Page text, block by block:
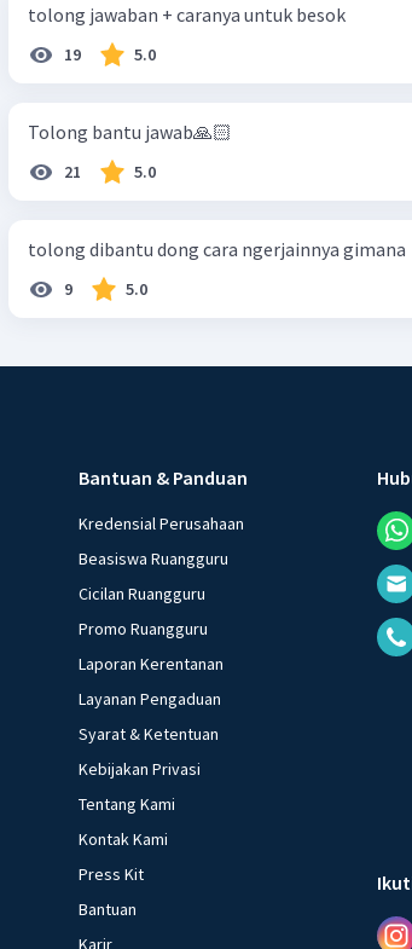
tolong jawaban + caranya untuk besok
19 5.0
Tolong bantu jawab🙏🏻
21 5.0
tolong dibantu dong cara ngerjainnya gimana
9 5.0
Bantuan & Panduan
Kredensial Perusahaan
Beasiswa Ruangguru
Cicilan Ruangguru
Promo Ruangguru
Laporan Kerentanan
Layanan Pengaduan
Syarat & Ketentuan
Kebijakan Privasi
Tentang Kami
Kontak Kami
Press Kit
Bantuan
Karir